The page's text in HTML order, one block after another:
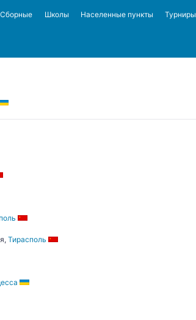
Сборные Школы Населенные пункты Турниры
Тирасполь